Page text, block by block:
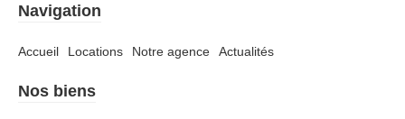
Navigation
Accueil Locations Notre agence Actualités
Nos biens